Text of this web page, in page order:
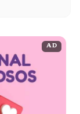
AD